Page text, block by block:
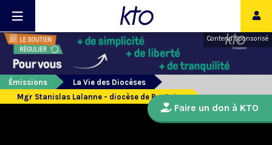
Contenu sponsorisé
Émissions
La Vie des Diocèses
Mgr Stanislas Lalanne - diocèse de Pontoise
Faire un don à KTO